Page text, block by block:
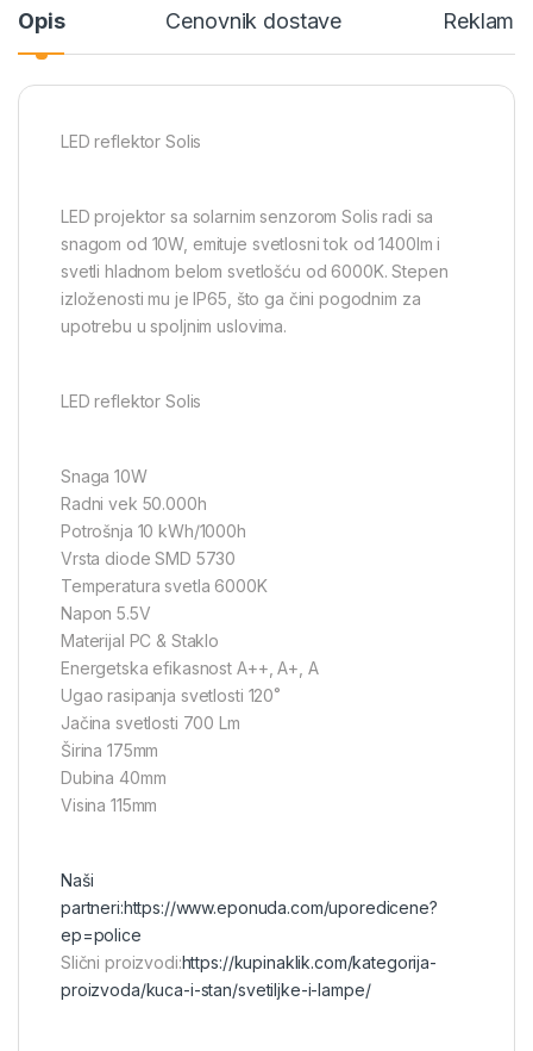
Opis Cenovnik dostave
LED reflektor Solis
LED projektor sa solarnim senzorom Solis radi sa
snagom od 10W, emituje svetlosni tok od 1400lm i
svetli hladnom belom svetlošću od 6000K. Stepen
izloženosti mu je IP65, što ga čini pogodnim za
upotrebu u spoljnim uslovima.
LED reflektor Solis
Snaga 10W
Radni vek 50.000h
Potrošnja 10 kWh/1000h
Vrsta diode SMD 5730
Temperatura svetla 6000K
Napon 5.5V
Materijal PC & Staklo
Energetska efikasnost A++, A+, A
Ugao rasipanja svetlosti 120˚
Jačina svetlosti 700 Lm
Širina 175mm
Dubina 40mm
Visina 115mm
Naši
partneri:https://www.eponuda.com/uporedicene?
ep=police
Slični proizvodi:https://kupinaklik.com/kategorija-
proizvoda/kuca-i-stan/svetiljke-i-lampe/